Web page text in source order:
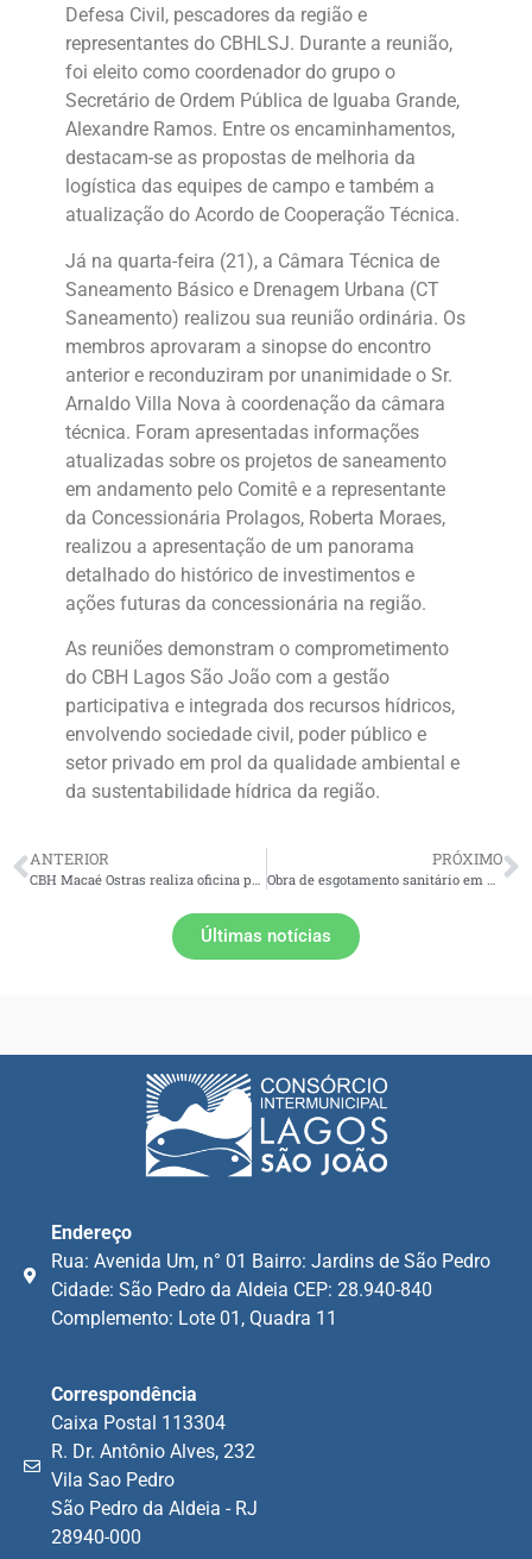
Defesa Civil, pescadores da região e
representantes do CBHLSJ. Durante a reunião,
foi eleito como coordenador do grupo o
Secretário de Ordem Pública de Iguaba Grande,
Alexandre Ramos. Entre os encaminhamentos,
destacam-se as propostas de melhoria da
logística das equipes de campo e também a
atualização do Acordo de Cooperação Técnica.
Já na quarta-feira (21), a Câmara Técnica de
Saneamento Básico e Drenagem Urbana (CT
Saneamento) realizou sua reunião ordinária. Os
membros aprovaram a sinopse do encontro
anterior e reconduziram por unanimidade o Sr.
Arnaldo Villa Nova à coordenação da câmara
técnica. Foram apresentadas informações
atualizadas sobre os projetos de saneamento
em andamento pelo Comitê e a representante
da Concessionária Prolagos, Roberta Moraes,
realizou a apresentação de um panorama
detalhado do histórico de investimentos e
ações futuras da concessionária na região.
As reuniões demonstram o comprometimento
do CBH Lagos São João com a gestão
participativa e integrada dos recursos hídricos,
envolvendo sociedade civil, poder público e
setor privado em prol da qualidade ambiental e
da sustentabilidade hídrica da região.
ANTERIOR PRÓXIMO
Últimas notícias
Endereço
Rua: Avenida Um, n° 01 Bairro: Jardins de São Pedro
Cidade: São Pedro da Aldeia CEP: 28.940-840
Complemento: Lote 01, Quadra 11
Correspondência
Caixa Postal 113304
R. Dr. Antônio Alves, 232
Vila Sao Pedro
São Pedro da Aldeia - RJ
28940-000